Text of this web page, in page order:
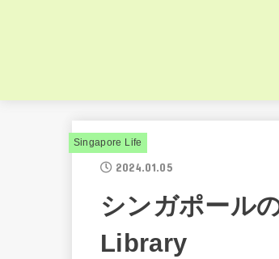
Singapore Life
2024.01.05
シンガポール
Library